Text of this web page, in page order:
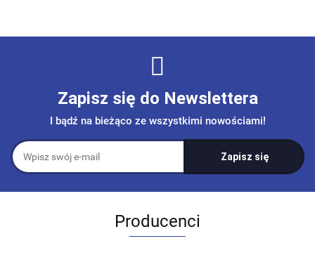
Zapisz się do Newslettera
I bądź na bieżąco ze wszystkimi nowościami!
Producenci